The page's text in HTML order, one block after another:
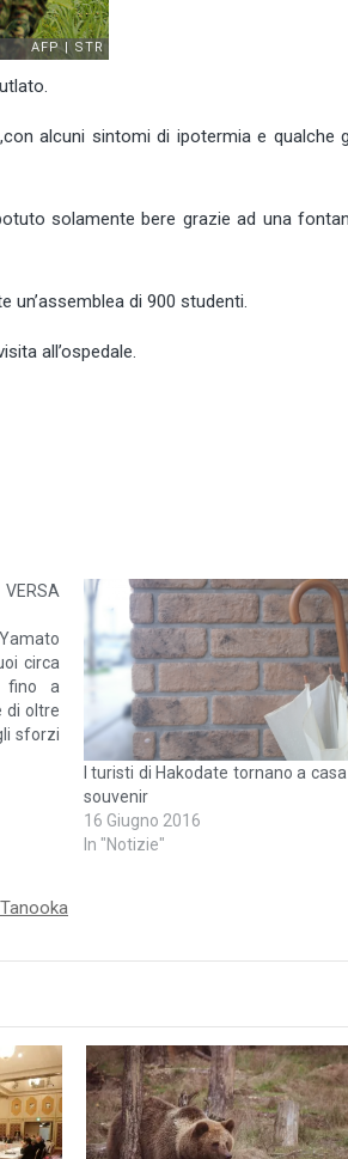
alcuni sintomi di ipotermia e qualche
solamente bere grazie ad una
di 900 studenti.
all’ospedale.
circa
fino a
di oltre
sforzi
a
I turisti di Hakodate tornano a
souvenir
16 Giugno 2016
In "Notizie"